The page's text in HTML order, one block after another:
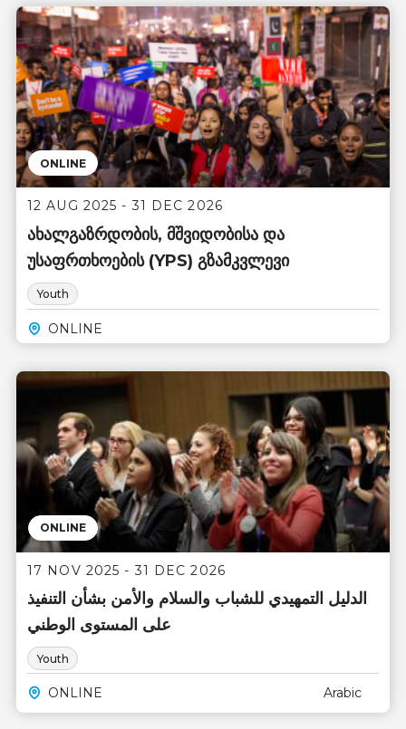
ONLINE
12 AUG 2025 - 31 DEC 2026
ახალგაზრდობის, მშვიდობისა და
უსაფრთხოების (YPS) გზამკვლევი
Youth
ONLINE
ONLINE
17 NOV 2025 - 31 DEC 2026
الدليل التمهيدي للشباب والسلام والأمن بشأن التنفيذ
على المستوى الوطني
Youth
ONLINE Arabic